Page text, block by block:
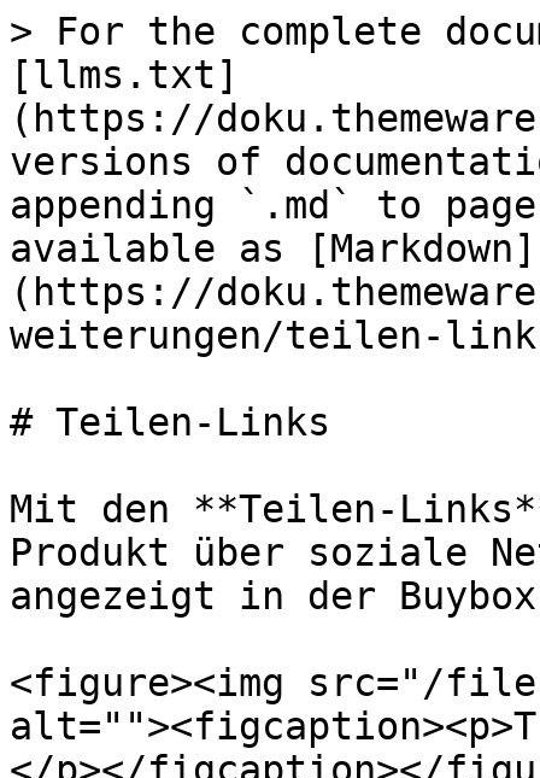
> For the complete
[llms.txt]
(https://
versions of
appending `.md` to
available as [Markdown]
(https://
weiterungen/teilen-
# Teilen-Links
Mit den **Teilen-
Produkt über soziale
angezeigt in der
<figure><img src="/